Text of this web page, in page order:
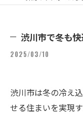
渋川市で冬も
2025/03/10
渋川市は冬の冷え
せる住まいを実現